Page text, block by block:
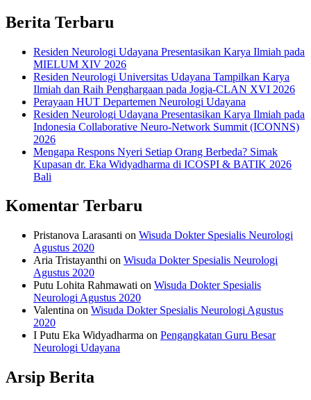
Berita Terbaru
Residen Neurologi Udayana Presentasikan Karya Ilmiah pada
MIELUM XIV 2026
Residen Neurologi Universitas Udayana Tampilkan Karya
Ilmiah dan Raih Penghargaan pada Jogja-CLAN XVI 2026
Perayaan HUT Departemen Neurologi Udayana
Residen Neurologi Udayana Presentasikan Karya Ilmiah pada
Indonesia Collaborative Neuro-Network Summit (ICONNS)
2026
Mengapa Respons Nyeri Setiap Orang Berbeda? Simak
Kupasan dr. Eka Widyadharma di ICOSPI & BATIK 2026
Bali
Komentar Terbaru
Pristanova Larasanti on Wisuda Dokter Spesialis Neurologi
Agustus 2020
Aria Tristayanthi on Wisuda Dokter Spesialis Neurologi
Agustus 2020
Putu Lohita Rahmawati on Wisuda Dokter Spesialis
Neurologi Agustus 2020
Valentina on Wisuda Dokter Spesialis Neurologi Agustus
2020
I Putu Eka Widyadharma on Pengangkatan Guru Besar
Neurologi Udayana
Arsip Berita